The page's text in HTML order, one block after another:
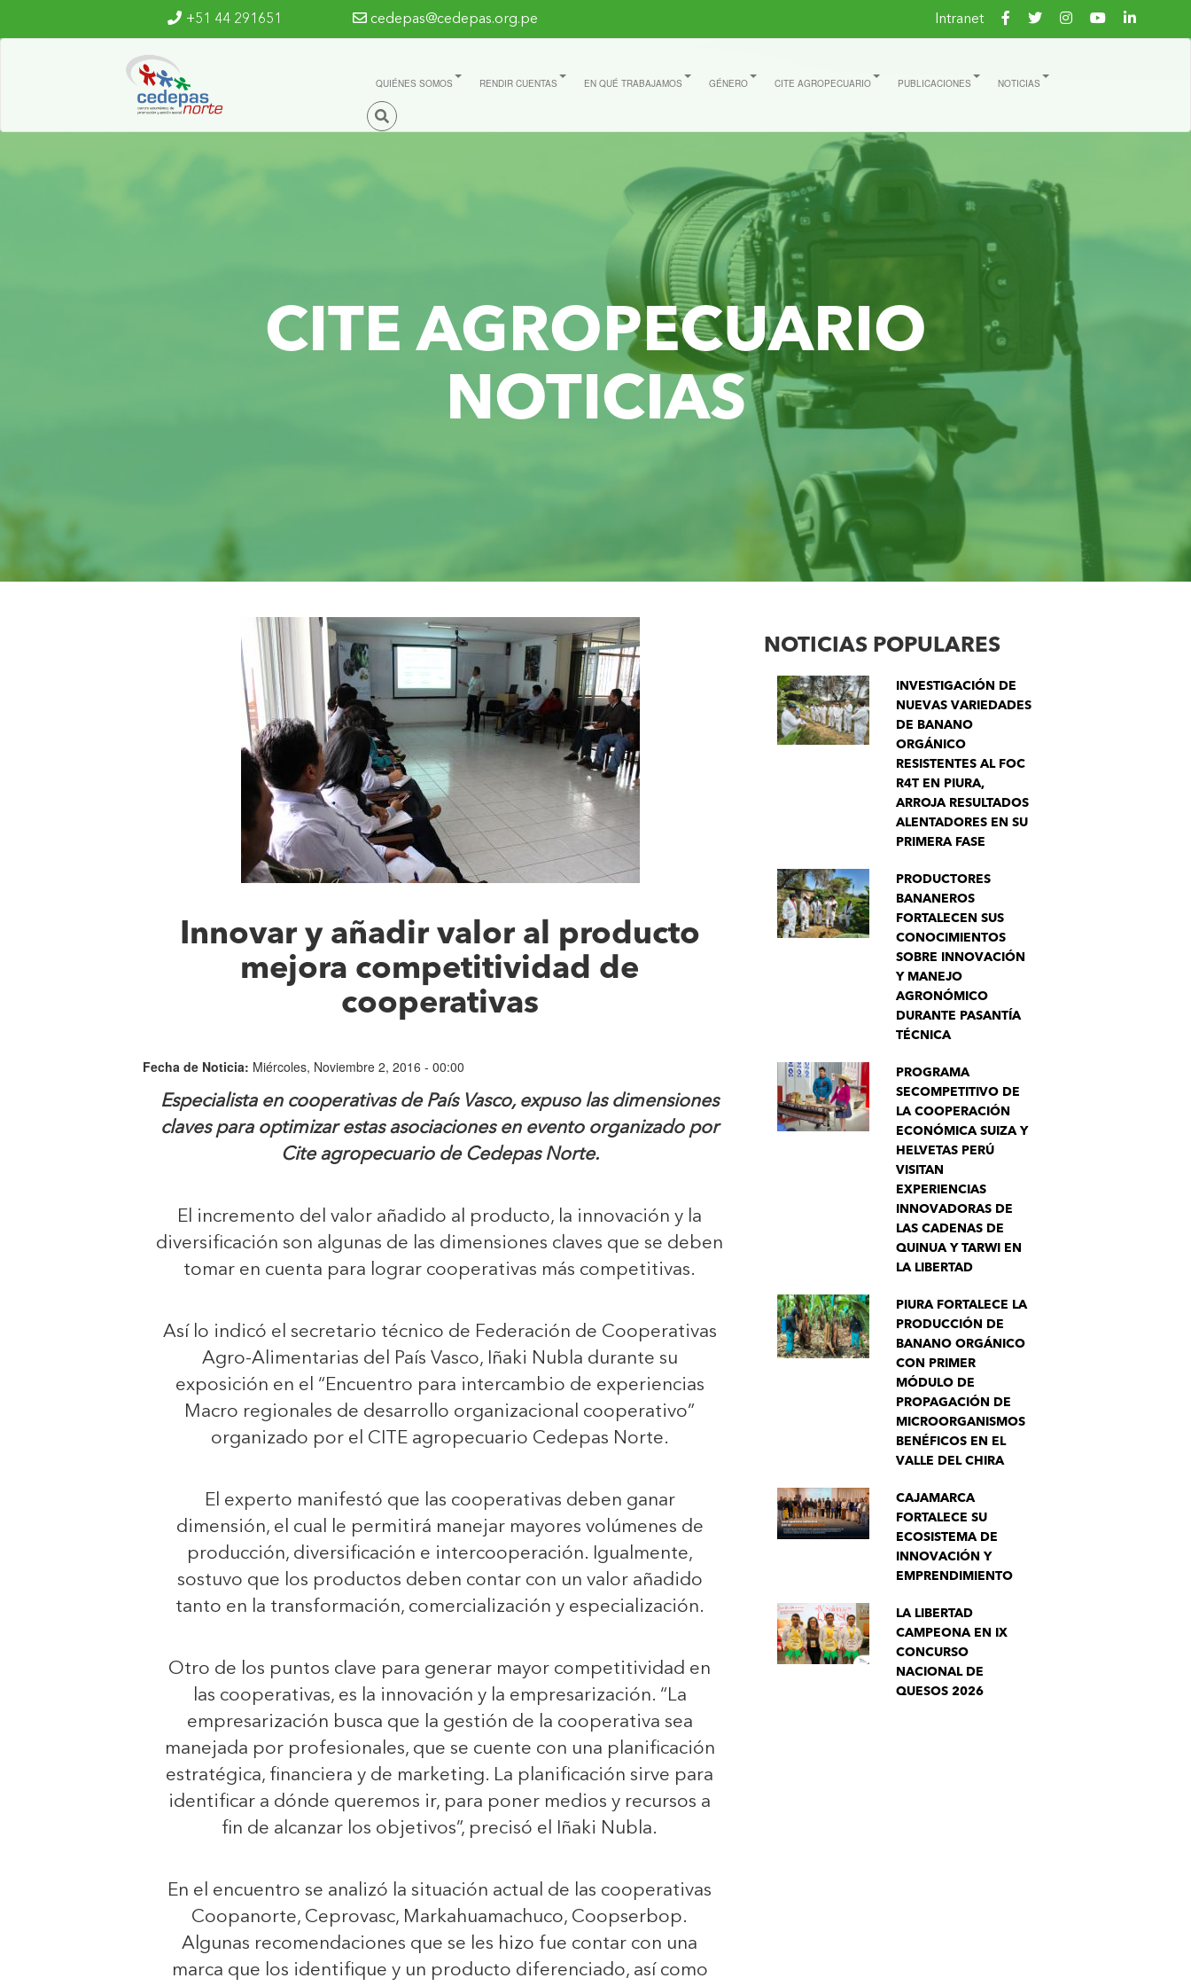
+51 44 291651 cedepas@cedepas.org.pe Intranet
QUIÉNES SOMOS RENDIR CUENTAS EN QUÉ TRABAJAMOS GÉNERO CITE AGROPECUARIO PUBLICACIONES NOTICIAS
CITE AGROPECUARIO
NOTICIAS
Innovar y añadir valor al producto
mejora competitividad de
cooperativas
Fecha de Noticia: Miércoles, Noviembre 2, 2016 - 00:00
Especialista en cooperativas de País Vasco, expuso las dimensiones
claves para optimizar estas asociaciones en evento organizado por
Cite agropecuario de Cedepas Norte.
El incremento del valor añadido al producto, la innovación y la
diversificación son algunas de las dimensiones claves que se deben
tomar en cuenta para lograr cooperativas más competitivas.
Así lo indicó el secretario técnico de Federación de Cooperativas
Agro-Alimentarias del País Vasco, Iñaki Nubla durante su
exposición en el “Encuentro para intercambio de experiencias
Macro regionales de desarrollo organizacional cooperativo”
organizado por el CITE agropecuario Cedepas Norte.
El experto manifestó que las cooperativas deben ganar
dimensión, el cual le permitirá manejar mayores volúmenes de
producción, diversificación e intercooperación. Igualmente,
sostuvo que los productos deben contar con un valor añadido
tanto en la transformación, comercialización y especialización.
Otro de los puntos clave para generar mayor competitividad en
las cooperativas, es la innovación y la empresarización. “La
empresarización busca que la gestión de la cooperativa sea
manejada por profesionales, que se cuente con una planificación
estratégica, financiera y de marketing. La planificación sirve para
identificar a dónde queremos ir, para poner medios y recursos a
fin de alcanzar los objetivos”, precisó el Iñaki Nubla.
En el encuentro se analizó la situación actual de las cooperativas
Coopanorte, Ceprovasc, Markahuamachuco, Coopserbop.
Algunas recomendaciones que se les hizo fue contar con una
marca que los identifique y un producto diferenciado, así como
NOTICIAS POPULARES
INVESTIGACIÓN DE
NUEVAS VARIEDADES
DE BANANO
ORGÁNICO
RESISTENTES AL FOC
R4T EN PIURA,
ARROJA RESULTADOS
ALENTADORES EN SU
PRIMERA FASE
PRODUCTORES
BANANEROS
FORTALECEN SUS
CONOCIMIENTOS
SOBRE INNOVACIÓN
Y MANEJO
AGRONÓMICO
DURANTE PASANTÍA
TÉCNICA
PROGRAMA
SECOMPETITIVO DE
LA COOPERACIÓN
ECONÓMICA SUIZA Y
HELVETAS PERÚ
VISITAN
EXPERIENCIAS
INNOVADORAS DE
LAS CADENAS DE
QUINUA Y TARWI EN
LA LIBERTAD
PIURA FORTALECE LA
PRODUCCIÓN DE
BANANO ORGÁNICO
CON PRIMER
MÓDULO DE
PROPAGACIÓN DE
MICROORGANISMOS
BENÉFICOS EN EL
VALLE DEL CHIRA
CAJAMARCA
FORTALECE SU
ECOSISTEMA DE
INNOVACIÓN Y
EMPRENDIMIENTO
LA LIBERTAD
CAMPEONA EN IX
CONCURSO
NACIONAL DE
QUESOS 2026